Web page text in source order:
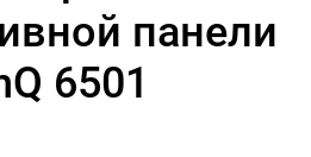
панели
6501